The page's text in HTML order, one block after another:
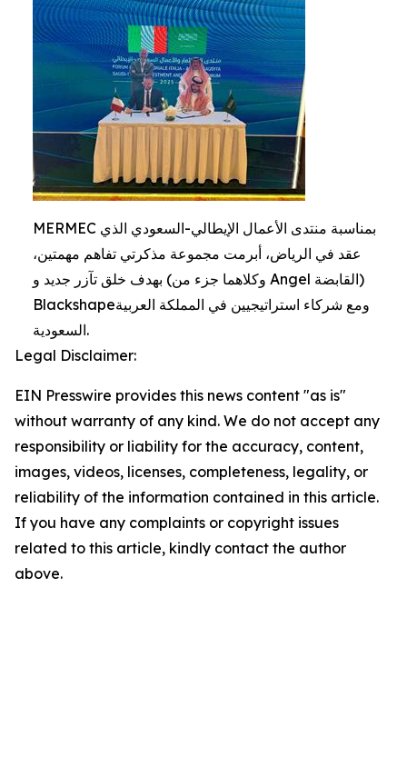
MERMEC بمناسبة منتدى الأعمال الإيطالي-السعودي الذي
عقد في الرياض، أبرمت مجموعة مذكرتي تفاهم مهمتين،
بهدف خلق تآزر جديد و (وكلاهما جزء من Angel القابضة)
Blackshapeومع شركاء استراتيجيين في المملكة العربية
السعودية.
Legal Disclaimer:
EIN Presswire provides this news content "as is"
without warranty of any kind. We do not accept any
responsibility or liability for the accuracy, content,
images, videos, licenses, completeness, legality, or
reliability of the information contained in this article.
If you have any complaints or copyright issues
related to this article, kindly contact the author
above.